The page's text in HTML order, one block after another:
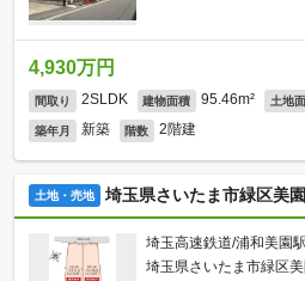
4,930万円
間取り 2SLDK 建物面積 95.46m² 土地
築年月 新築 階数 2階建
土地・売地 埼玉県さいたま市緑区美園
埼玉高速鉄道/浦和美園
埼玉県さいたま市緑区美